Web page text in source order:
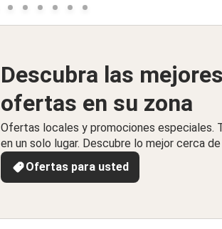
Descubra las mejores
ofertas en su zona
Ofertas locales y promociones especiales.
en un solo lugar. Descubre lo mejor cerca
Ofertas para usted